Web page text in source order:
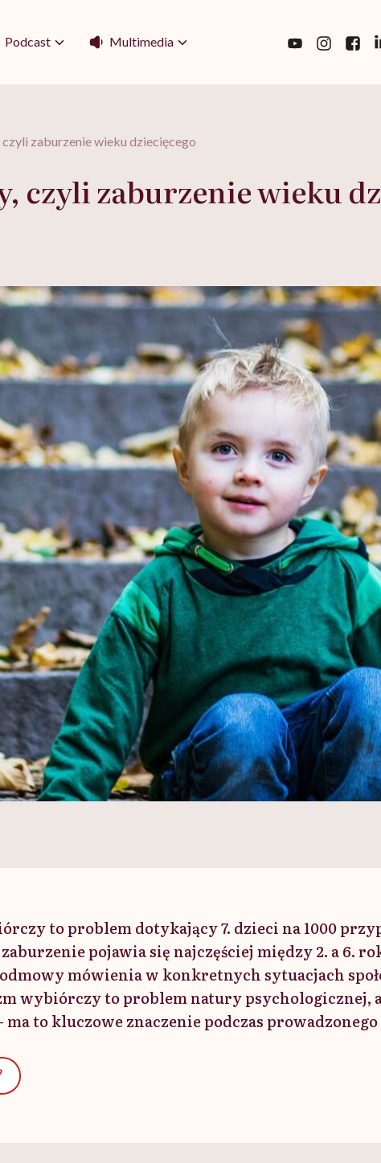
Podcast Multimedia
zaburzenie wieku dziecięcego
czyli zaburzenie wieku
to problem dotykający 7. dzieci na 1000
pojawia się najczęściej między 2. a 6.
mówienia w konkretnych sytuacjach
wybiórczy to problem natury psychologicznej,
ma to kluczowe znaczenie podczas